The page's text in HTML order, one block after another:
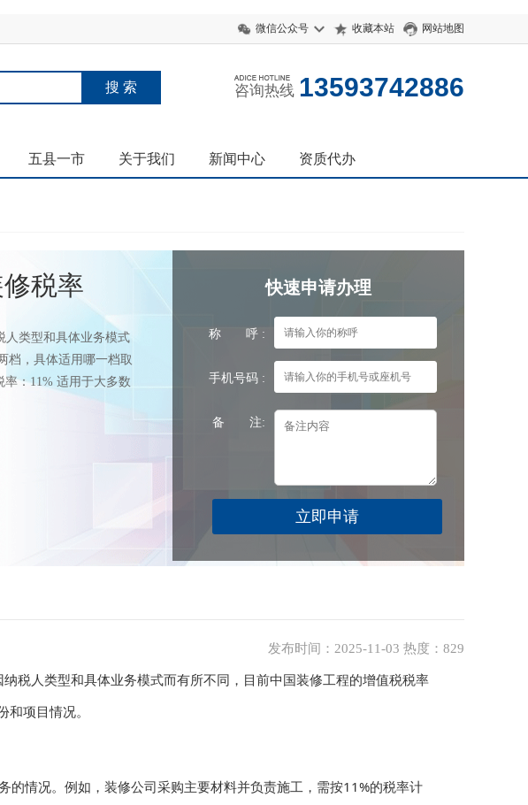
微信公众号 收藏本站 网站地图
咨询热线 13593742886
五县一市 关于我们 新闻中心 资质代办
税率
人类型和具体业务模式
档，具体适用哪一档取
：11% 适用于大多数
快速申请办理
称 呼 :
手机号码 :
备 注:
发布时间：2025-11-03 热度：829
税人类型和具体业务模式而有所不同，目前中国装修工程的增值税税率
项目情况。
的情况。例如，装修公司采购主要材料并负责施工，需按11%的税率计